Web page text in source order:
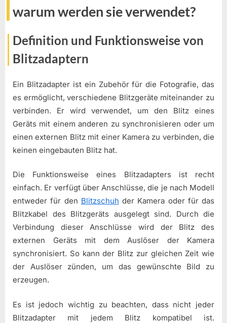
warum werden sie verwendet?
Definition und Funktionsweise von
Blitzadaptern
Ein Blitzadapter ist ein Zubehör für die Fotografie, das
es ermöglicht, verschiedene Blitzgeräte miteinander zu
verbinden. Er wird verwendet, um den Blitz eines
Geräts mit einem anderen zu synchronisieren oder um
einen externen Blitz mit einer Kamera zu verbinden, die
keinen eingebauten Blitz hat.
Die Funktionsweise eines Blitzadapters ist recht
einfach. Er verfügt über Anschlüsse, die je nach Modell
entweder für den Blitzschuh der Kamera oder für das
Blitzkabel des Blitzgeräts ausgelegt sind. Durch die
Verbindung dieser Anschlüsse wird der Blitz des
externen Geräts mit dem Auslöser der Kamera
synchronisiert. So kann der Blitz zur gleichen Zeit wie
der Auslöser zünden, um das gewünschte Bild zu
erzeugen.
Es ist jedoch wichtig zu beachten, dass nicht jeder
Blitzadapter mit jedem Blitz kompatibel ist.